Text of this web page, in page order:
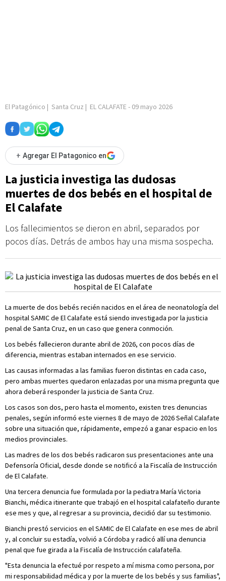
El Patagónico | Santa Cruz | EL CALAFATE- 09 mayo 2026
+ Agregar El Patagonico en
La justicia investiga las dudosas
muertes de dos bebés en el hospital de
El Calafate
Los fallecimientos se dieron en abril, separados por
pocos días. Detrás de ambos hay una misma sospecha.
La muerte de dos bebés recién nacidos en el área de neonatología del
hospital SAMIC de El Calafate está siendo investigada por la justicia
penal de Santa Cruz, en un caso que genera conmoción.
Los bebés fallecieron durante abril de 2026, con pocos días de
diferencia, mientras estaban internados en ese servicio.
Las causas informadas a las familias fueron distintas en cada caso,
pero ambas muertes quedaron enlazadas por una misma pregunta que
ahora deberá responder la justicia de Santa Cruz.
Los casos son dos, pero hasta el momento, existen tres denuncias
penales, según informó este viernes 8 de mayo de 2026 Señal Calafate
sobre una situación que, rápidamente, empezó a ganar espacio en los
medios provinciales.
Las madres de los dos bebés radicaron sus presentaciones ante una
Defensoría Oficial, desde donde se notificó a la Fiscalía de Instrucción
de El Calafate.
Una tercera denuncia fue formulada por la pediatra María Victoria
Bianchi, médica itinerante que trabajó en el hospital calafateño durante
ese mes y que, al regresar a su provincia, decidió dar su testimonio.
Bianchi prestó servicios en el SAMIC de El Calafate en ese mes de abril
y, al concluir su estadía, volvió a Córdoba y radicó allí una denuncia
penal que fue girada a la Fiscalía de Instrucción calafateña.
"Esta denuncia la efectué por respeto a mí misma como persona, por
mi responsabilidad médica y por la muerte de los bebés y sus familias",